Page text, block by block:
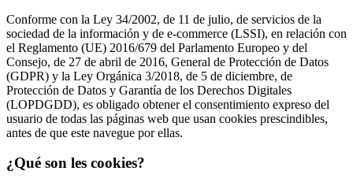
Conforme con la Ley 34/2002, de 11 de julio, de servicios de la
sociedad de la información y de e-commerce (LSSI), en relación con
el Reglamento (UE) 2016/679 del Parlamento Europeo y del
Consejo, de 27 de abril de 2016, General de Protección de Datos
(GDPR) y la Ley Orgánica 3/2018, de 5 de diciembre, de
Protección de Datos y Garantía de los Derechos Digitales
(LOPDGDD), es obligado obtener el consentimiento expreso del
usuario de todas las páginas web que usan cookies prescindibles,
antes de que este navegue por ellas.
¿Qué son les cookies?